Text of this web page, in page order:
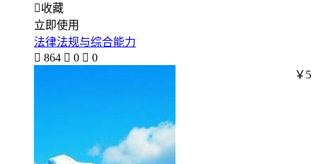
收藏
立即使用
法律法规与综合能力
 864  0  0
￥5